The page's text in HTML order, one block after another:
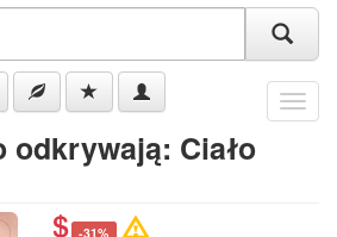
Menu
odkrywają: Ciało
-31%